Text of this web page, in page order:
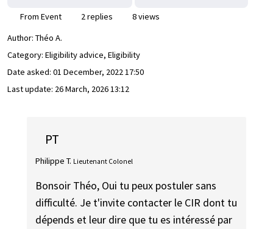
From Event 2 replies
8 views
Author: Théo A.
Category: Eligibility advice, Eligibility
Date asked: 01 December, 2022 17:50
Last update: 26 March, 2026 13:12
PT
Philippe T. Lieutenant Colonel
Bonsoir Théo, Oui tu peux postuler sans
difficulté. Je t'invite contacter le CIR dont tu
dépends et leur dire que tu es intéressé par